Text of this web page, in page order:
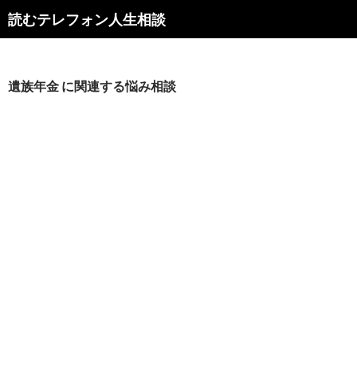
読むテレフォン人生相談
遺族年金 に関連する悩み相談